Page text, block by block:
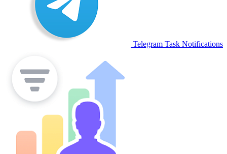
Telegram Task Notifications